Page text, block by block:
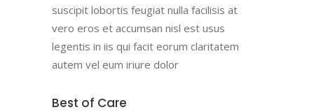
suscipit lobortis feugiat nulla facilisis at
vero eros et accumsan nisl est usus
legentis in iis qui facit eorum claritatem
autem vel eum iriure dolor
Best of Care